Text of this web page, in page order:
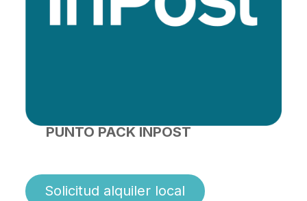
PUNTO PACK INPOST
Solicitud alquiler local